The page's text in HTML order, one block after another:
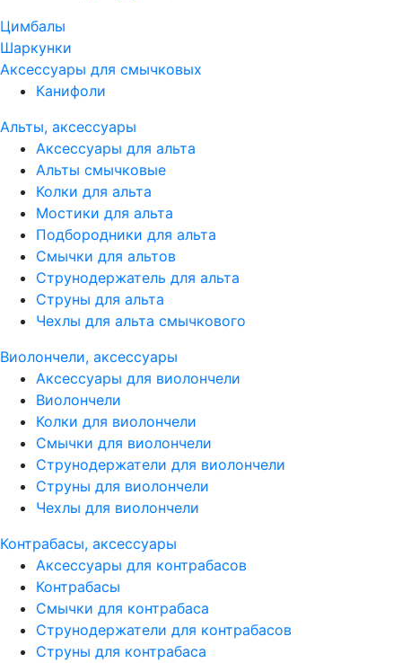
Цимбалы
Шаркунки
Аксессуары для смычковых
Канифоли
Альты, аксессуары
Аксессуары для альта
Альты смычковые
Колки для альта
Мостики для альта
Подбородники для альта
Смычки для альтов
Струнодержатель для альта
Струны для альта
Чехлы для альта смычкового
Виолончели, аксессуары
Аксессуары для виолончели
Виолончели
Колки для виолончели
Смычки для виолончели
Струнодержатели для виолончели
Струны для виолончели
Чехлы для виолончели
Контрабасы, аксессуары
Аксессуары для контрабасов
Контрабасы
Смычки для контрабаса
Струнодержатели для контрабасов
Струны для контрабаса